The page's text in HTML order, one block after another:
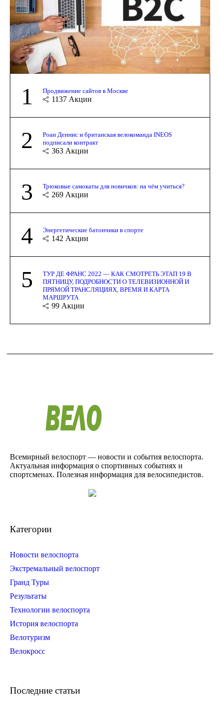
1 Продвижение сайтов в Москве
1137 Акции
2
Роан Деннис и британская велокоманда INEOS
подписали контракт
363 Акции
3 Трюковые самокаты для новичков: на чём учиться?
269 Акции
4 Энергетические батончики в спорте
142 Акции
5
ТУР ДЕ ФРАНС 2022 — КАК СМОТРЕТЬ ЭТАП 19 В
ПЯТНИЦУ, ПОДРОБНОСТИ О ТЕЛЕВИЗИОННОЙ И
ПРЯМОЙ ТРАНСЛЯЦИЯХ, ВРЕМЯ И КАРТА
МАРШРУТА
99 Акции
Всемирный велоспорт — новости и события велоспорта.
Актуальная информация о спортивных событиях и
спортсменах. Полезная информация для велосипедистов.
Категории
Новости велоспорта
Экстремальный велоспорт
Гранд Туры
Результаты
Технологии велоспорта
История велоспорта
Велотуризм
Велокросс
Последние статьи